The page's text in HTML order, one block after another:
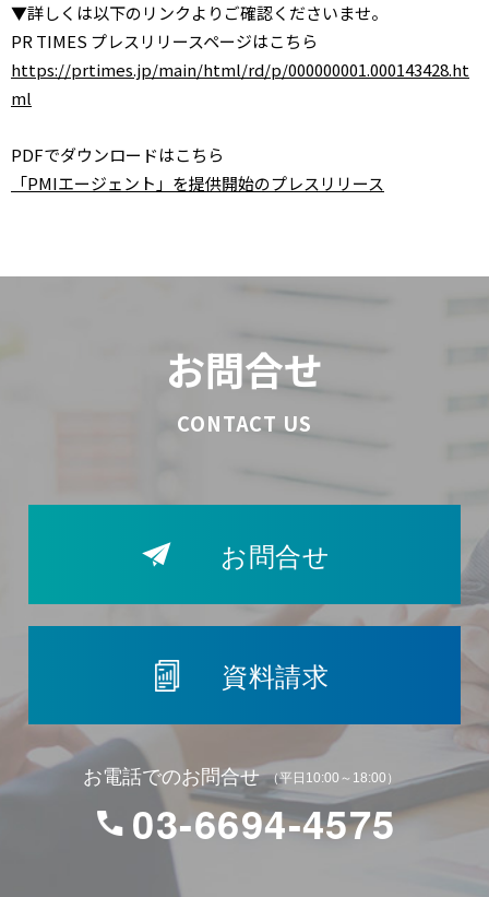
▼詳しくは以下のリンクよりご確認くださいませ。
PR TIMES プレスリリースページはこちら
https://prtimes.jp/main/html/rd/p/000000001.000143428.ht
ml
PDFでダウンロードはこちら
「PMIエージェント」を提供開始のプレスリリース
お問合せ
CONTACT US
お問合せ
資料請求
お電話でのお問合せ （平日10:00～18:00）
03-6694-4575